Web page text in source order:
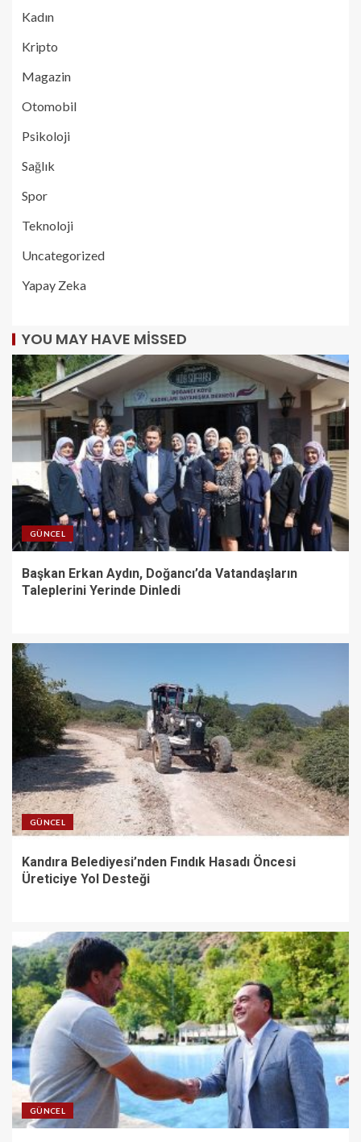
Kadın
Kripto
Magazin
Otomobil
Psikoloji
Sağlık
Spor
Teknoloji
Uncategorized
Yapay Zeka
YOU MAY HAVE MISSED
GÜNCEL
Başkan Erkan Aydın, Doğancı’da Vatandaşların
Taleplerini Yerinde Dinledi
GÜNCEL
Kandıra Belediyesi’nden Fındık Hasadı Öncesi
Üreticiye Yol Desteği
GÜNCEL